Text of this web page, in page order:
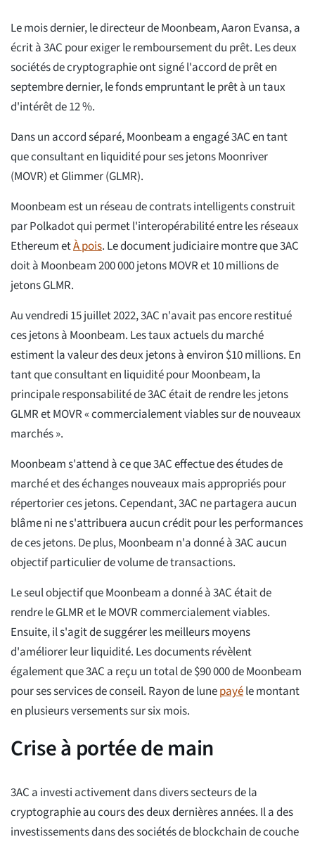
Le mois dernier, le directeur de Moonbeam, Aaron Evansa, a
écrit à 3AC pour exiger le remboursement du prêt. Les deux
sociétés de cryptographie ont signé l'accord de prêt en
septembre dernier, le fonds empruntant le prêt à un taux
d'intérêt de 12 %.
Dans un accord séparé, Moonbeam a engagé 3AC en tant
que consultant en liquidité pour ses jetons Moonriver
(MOVR) et Glimmer (GLMR).
Moonbeam est un réseau de contrats intelligents construit
par Polkadot qui permet l'interopérabilité entre les réseaux
Ethereum etÀ pois. Le document judiciaire montre que 3AC
doit à Moonbeam 200 000 jetons MOVR et 10 millions de
jetons GLMR.
Au vendredi 15 juillet 2022, 3AC n'avait pas encore restitué
ces jetons à Moonbeam. Les taux actuels du marché
estiment la valeur des deux jetons à environ $10 millions. En
tant que consultant en liquidité pour Moonbeam, la
principale responsabilité de 3AC était de rendre les jetons
GLMR et MOVR « commercialement viables sur de nouveaux
marchés ».
Moonbeam s'attend à ce que 3AC effectue des études de
marché et des échanges nouveaux mais appropriés pour
répertorier ces jetons. Cependant, 3AC ne partagera aucun
blâme ni ne s'attribuera aucun crédit pour les performances
de ces jetons. De plus, Moonbeam n'a donné à 3AC aucun
objectif particulier de volume de transactions.
Le seul objectif que Moonbeam a donné à 3AC était de
rendre le GLMR et le MOVR commercialement viables.
Ensuite, il s'agit de suggérer les meilleurs moyens
d'améliorer leur liquidité. Les documents révèlent
également que 3AC a reçu un total de $90 000 de Moonbeam
pour ses services de conseil. Rayon de lunepayéle montant
en plusieurs versements sur six mois.
Crise à portée de main
3AC a investi activement dans divers secteurs de la
cryptographie au cours des deux dernières années. Il a des
investissements dans des sociétés de blockchain de couche